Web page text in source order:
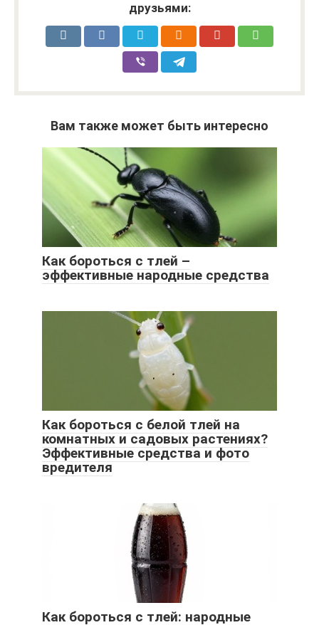
друзьями:
Вам также может быть интересно
Как бороться с тлей –
эффективные народные средства
Как бороться с белой тлей на
комнатных и садовых растениях?
Эффективные средства и фото
вредителя
Как бороться с тлей: народные